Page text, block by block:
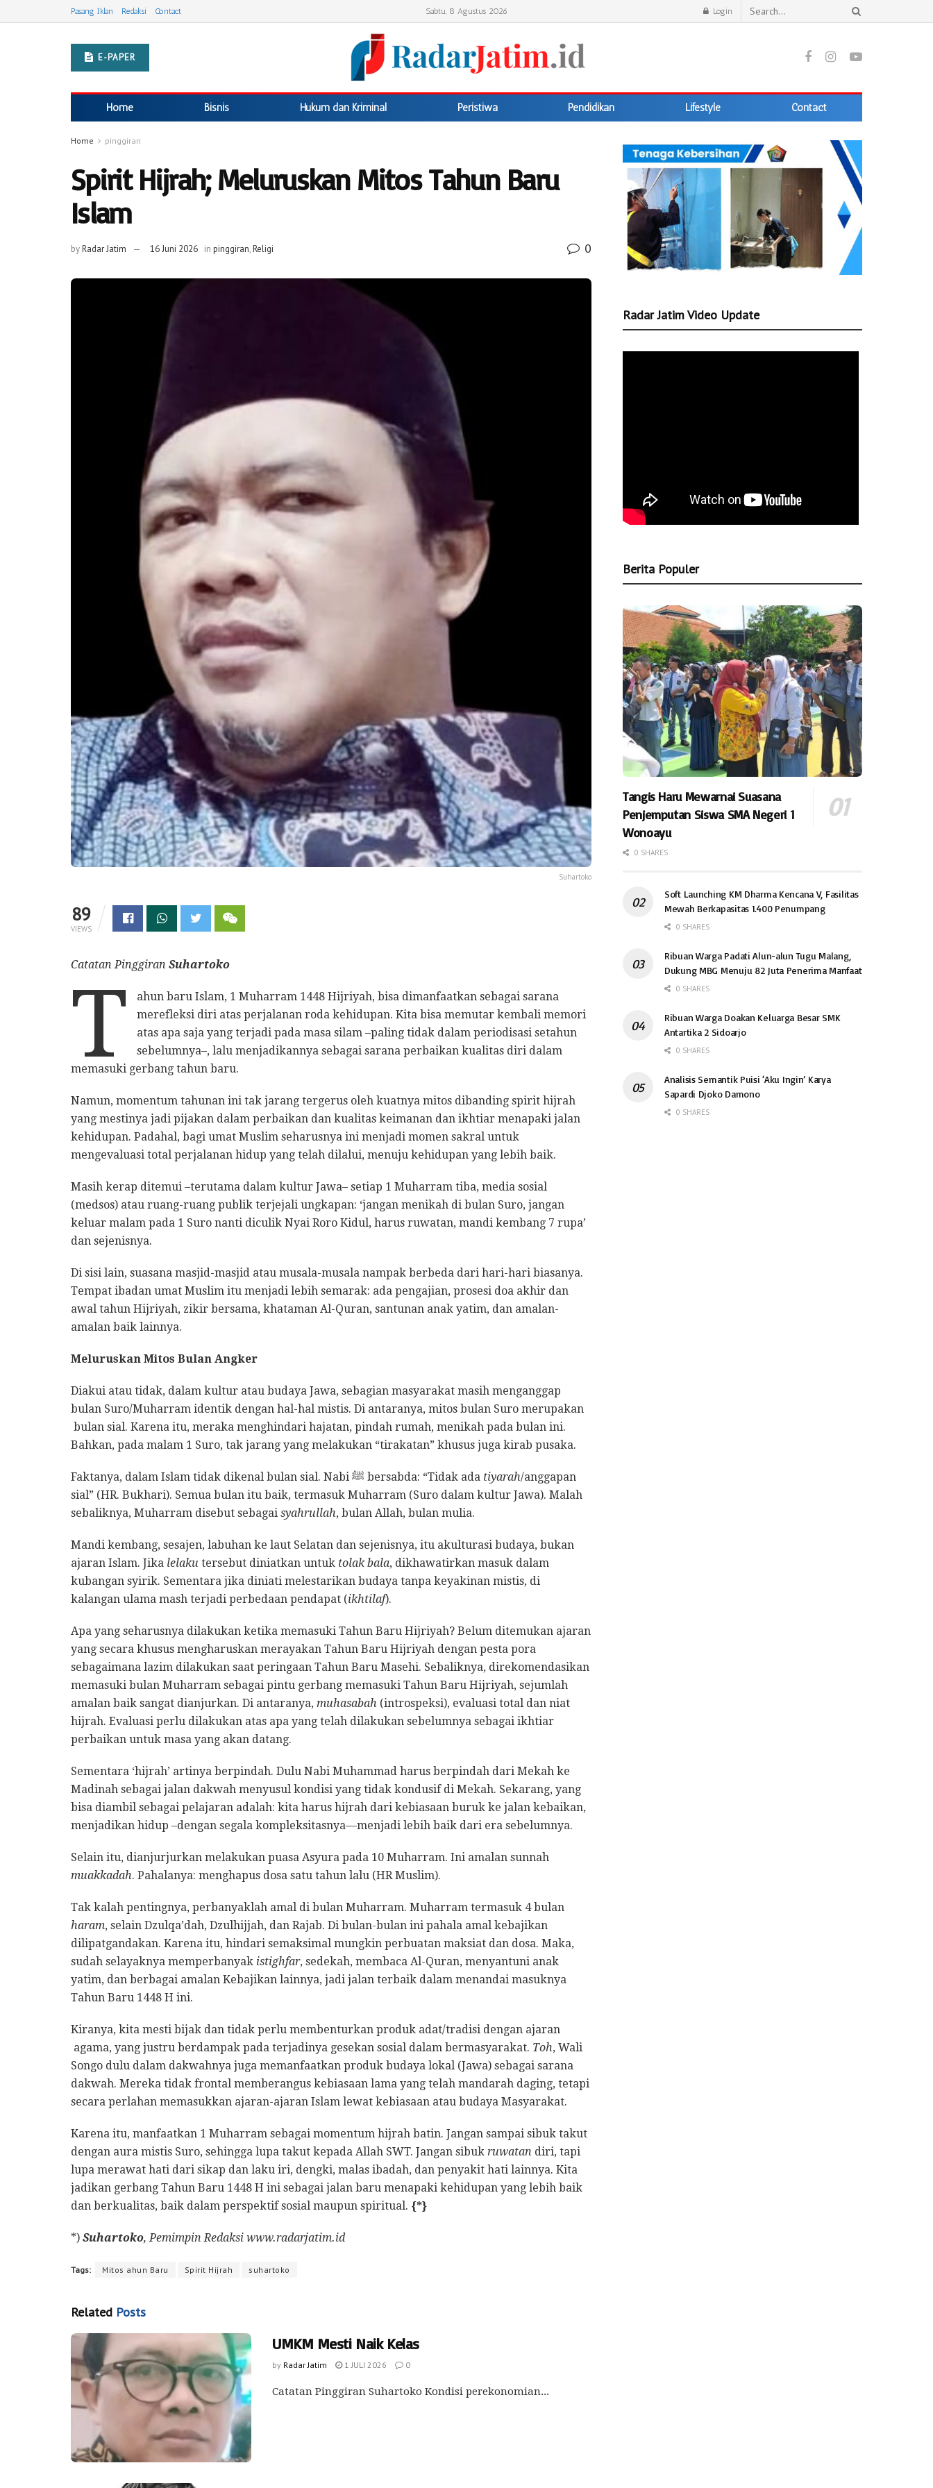
Pasang Iklan Redaksi Contact Sabtu, 8 Agustus 2026 Login
E-PAPER
Home Bisnis Hukum dan Kriminal Peristiwa Pendidikan Lifestyle Contact
Home pinggiran
Spirit Hijrah; Meluruskan Mitos Tahun Baru
Islam
byRadar Jatim 16 Juni 2026 in pinggiran,Religi 0
Suhartoko
89
VIEWS
Catatan Pinggiran Suhartoko
T
ahun baru Islam, 1 Muharram 1448 Hijriyah, bisa dimanfaatkan sebagai sarana
merefleksi diri atas perjalanan roda kehidupan. Kita bisa memutar kembali memori
atas apa saja yang terjadi pada masa silam –paling tidak dalam periodisasi setahun
sebelumnya–, lalu menjadikannya sebagai sarana perbaikan kualitas diri dalam
memasuki gerbang tahun baru.
Namun, momentum tahunan ini tak jarang tergerus oleh kuatnya mitos dibanding spirit hijrah
yang mestinya jadi pijakan dalam perbaikan dan kualitas keimanan dan ikhtiar menapaki jalan
kehidupan. Padahal, bagi umat Muslim seharusnya ini menjadi momen sakral untuk
mengevaluasi total perjalanan hidup yang telah dilalui, menuju kehidupan yang lebih baik.
Masih kerap ditemui –terutama dalam kultur Jawa– setiap 1 Muharram tiba, media sosial
(medsos) atau ruang-ruang publik terjejali ungkapan: ‘jangan menikah di bulan Suro, jangan
keluar malam pada 1 Suro nanti diculik Nyai Roro Kidul, harus ruwatan, mandi kembang 7 rupa’
dan sejenisnya.
Di sisi lain, suasana masjid-masjid atau musala-musala nampak berbeda dari hari-hari biasanya.
Tempat ibadan umat Muslim itu menjadi lebih semarak: ada pengajian, prosesi doa akhir dan
awal tahun Hijriyah, zikir bersama, khataman Al-Quran, santunan anak yatim, dan amalan-
amalan baik lainnya.
Meluruskan Mitos Bulan Angker
Diakui atau tidak, dalam kultur atau budaya Jawa, sebagian masyarakat masih menganggap
bulan Suro/Muharram identik dengan hal-hal mistis. Di antaranya, mitos bulan Suro merupakan
bulan sial. Karena itu, meraka menghindari hajatan, pindah rumah, menikah pada bulan ini.
Bahkan, pada malam 1 Suro, tak jarang yang melakukan “tirakatan” khusus juga kirab pusaka.
Faktanya, dalam Islam tidak dikenal bulan sial. Nabi ﷺ bersabda: “Tidak ada tiyarah/anggapan
sial” (HR. Bukhari). Semua bulan itu baik, termasuk Muharram (Suro dalam kultur Jawa). Malah
sebaliknya, Muharram disebut sebagai syahrullah, bulan Allah, bulan mulia.
Mandi kembang, sesajen, labuhan ke laut Selatan dan sejenisnya, itu akulturasi budaya, bukan
ajaran Islam. Jika lelaku tersebut diniatkan untuk tolak bala, dikhawatirkan masuk dalam
kubangan syirik. Sementara jika diniati melestarikan budaya tanpa keyakinan mistis, di
kalangan ulama mash terjadi perbedaan pendapat (ikhtilaf).
Apa yang seharusnya dilakukan ketika memasuki Tahun Baru Hijriyah? Belum ditemukan ajaran
yang secara khusus mengharuskan merayakan Tahun Baru Hijriyah dengan pesta pora
sebagaimana lazim dilakukan saat peringaan Tahun Baru Masehi. Sebaliknya, direkomendasikan
memasuki bulan Muharram sebagai pintu gerbang memasuki Tahun Baru Hijriyah, sejumlah
amalan baik sangat dianjurkan. Di antaranya, muhasabah (introspeksi), evaluasi total dan niat
hijrah. Evaluasi perlu dilakukan atas apa yang telah dilakukan sebelumnya sebagai ikhtiar
perbaikan untuk masa yang akan datang.
Sementara ‘hijrah’ artinya berpindah. Dulu Nabi Muhammad harus berpindah dari Mekah ke
Madinah sebagai jalan dakwah menyusul kondisi yang tidak kondusif di Mekah. Sekarang, yang
bisa diambil sebagai pelajaran adalah: kita harus hijrah dari kebiasaan buruk ke jalan kebaikan,
menjadikan hidup –dengan segala kompleksitasnya—menjadi lebih baik dari era sebelumnya.
Selain itu, dianjurjurkan melakukan puasa Asyura pada 10 Muharram. Ini amalan sunnah
muakkadah. Pahalanya: menghapus dosa satu tahun lalu (HR Muslim).
Tak kalah pentingnya, perbanyaklah amal di bulan Muharram. Muharram termasuk 4 bulan
haram, selain Dzulqa’dah, Dzulhijjah, dan Rajab. Di bulan-bulan ini pahala amal kebajikan
dilipatgandakan. Karena itu, hindari semaksimal mungkin perbuatan maksiat dan dosa. Maka,
sudah selayaknya memperbanyak istighfar, sedekah, membaca Al-Quran, menyantuni anak
yatim, dan berbagai amalan Kebajikan lainnya, jadi jalan terbaik dalam menandai masuknya
Tahun Baru 1448 H ini.
Kiranya, kita mesti bijak dan tidak perlu membenturkan produk adat/tradisi dengan ajaran
agama, yang justru berdampak pada terjadinya gesekan sosial dalam bermasyarakat. Toh, Wali
Songo dulu dalam dakwahnya juga memanfaatkan produk budaya lokal (Jawa) sebagai sarana
dakwah. Mereka tidak frontal memberangus kebiasaan lama yang telah mandarah daging, tetapi
secara perlahan memasukkan ajaran-ajaran Islam lewat kebiasaan atau budaya Masyarakat.
Karena itu, manfaatkan 1 Muharram sebagai momentum hijrah batin. Jangan sampai sibuk takut
dengan aura mistis Suro, sehingga lupa takut kepada Allah SWT. Jangan sibuk ruwatan diri, tapi
lupa merawat hati dari sikap dan laku iri, dengki, malas ibadah, dan penyakit hati lainnya. Kita
jadikan gerbang Tahun Baru 1448 H ini sebagai jalan baru menapaki kehidupan yang lebih baik
dan berkualitas, baik dalam perspektif sosial maupun spiritual. {*}
*) Suhartoko, Pemimpin Redaksi www.radarjatim.id
Tags: Mitos ahun Baru Spirit Hijrah suhartoko
Related Posts
UMKM Mesti Naik Kelas
by Radar Jatim 1 JULI 2026 0
Catatan Pinggiran Suhartoko Kondisi perekonomian...
Radar Jatim Video Update
Berita Populer
Tangis Haru Mewarnai Suasana
Penjemputan Siswa SMA Negeri 1
Wonoayu
0 SHARES
Soft Launching KM Dharma Kencana V, Fasilitas
Mewah Berkapasitas 1.400 Penumpang
0 SHARES
Ribuan Warga Padati Alun-alun Tugu Malang,
Dukung MBG Menuju 82 Juta Penerima Manfaat
0 SHARES
Ribuan Warga Doakan Keluarga Besar SMK
Antartika 2 Sidoarjo
0 SHARES
Analisis Semantik Puisi ‘Aku Ingin’ Karya
Sapardi Djoko Damono
0 SHARES